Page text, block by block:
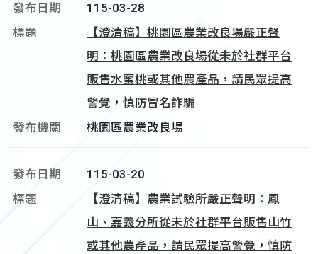
115-03-28
【澄清稿】桃園區農業改良場嚴正聲
明：桃園區農業改良場從未於社群平台
販售水蜜桃或其他農產品，請民眾提高
警覺，慎防冒名詐騙
桃園區農業改良場
115-03-20
【澄清稿】農業試驗所嚴正聲明：鳳
山、嘉義分所從未於社群平台販售山竹
或其他農產品，請民眾提高警覺，慎防